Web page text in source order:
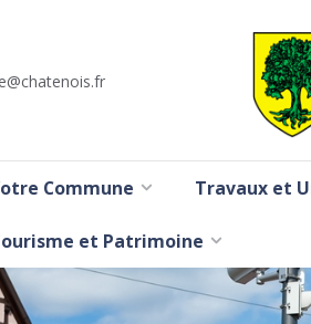
Commune Travaux et
et Patrimoine